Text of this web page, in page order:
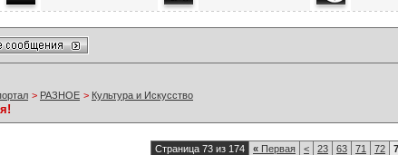
> РАЗНОЕ > Культура и Искусство
Страница 73 из 174 « Первая < 23 63 71 72